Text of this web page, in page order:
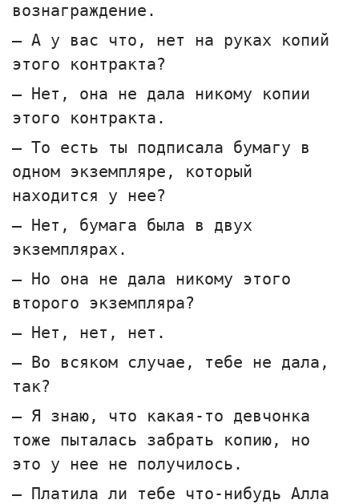
вознаграждение.
— А у вас что, нет на руках копий
этого контракта?
— Нет, она не дала никому копии
этого контракта.
— То есть ты подписала бумагу в
одном экземпляре, который
находится у нее?
— Нет, бумага была в двух
экземплярах.
— Но она не дала никому этого
второго экземпляра?
— Нет, нет, нет.
— Во всяком случае, тебе не дала,
так?
— Я знаю, что какая-то девчонка
тоже пыталась забрать копию, но
это у нее не получилось.
— Платила ли тебе что-нибудь Алла